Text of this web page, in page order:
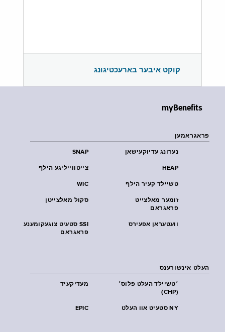
קוקט איבער בארעכטיגונג
myBenefits
פראגראמען
SNAP נערונג עדיוקעישאן
צייטווייליגע הילף HEAP
WIC טשיילד קעיר הילף
סקול מאלצייטן
זומער מאלצייט
פראגראם
SSI סטעיט צוגעקומענע
פראגראם
וועטעראן אפעירס
העלט אינשורענס
מעדיקעיד
׳טשיילד העלט פּלוס׳
(CHP)
EPIC NY סטעיט אוו העלט